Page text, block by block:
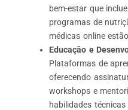
bem-estar que
programas de
médicas online
Educação e
Plataformas de
oferecendo
workshops e
habilidades